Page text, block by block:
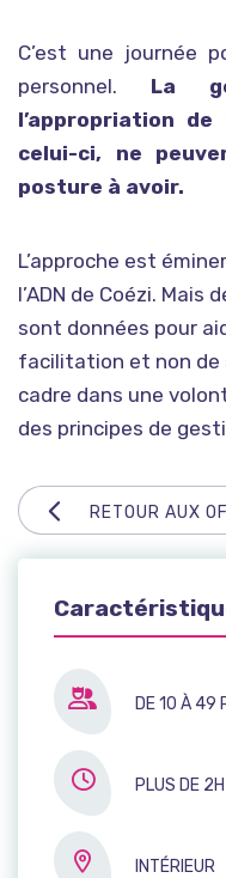
RETOUR AUX
DE 10 À 49
PLUS DE
INTÉRIEUR
C’est une journée
personnel. La
l’appropriation de
celui-ci, ne
posture à avoir.
L’approche est
l’ADN de Coézi. Mais
sont données pour
facilitation et non de
cadre dans une
des principes de